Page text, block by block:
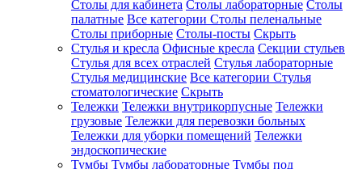
Столы для кабинета Столы лабораторные Столы
палатные Все категории Столы пеленальные
Столы приборные Столы-посты Скрыть
Стулья и кресла Офисные кресла Секции стульев
Стулья для всех отраслей Стулья лабораторные
Стулья медицинские Все категории Стулья
стоматологические Скрыть
Тележки Тележки внутрикорпусные Тележки
грузовые Тележки для перевозки больных
Тележки для уборки помещений Тележки
эндоскопические
Тумбы Тумбы лабораторные Тумбы под